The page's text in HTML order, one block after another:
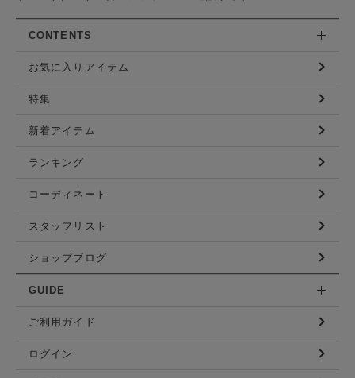
CONTENTS
お気に入りアイテム
特集
新着アイテム
ランキング
コーディネート
スタッフリスト
ショップブログ
GUIDE
ご利用ガイド
ログイン